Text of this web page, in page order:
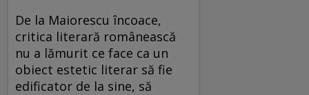
De la Maiorescu încoace,
critica literară românească
nu a lămurit ce face ca un
obiect estetic literar să fie
edificator de la sine, să